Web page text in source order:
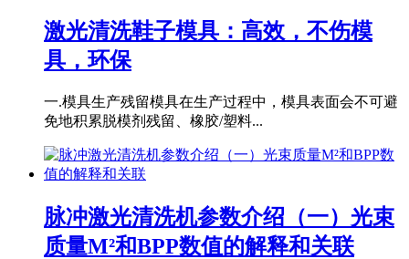
激光清洗鞋子模具：高效，不伤模
具，环保
一.模具生产残留模具在生产过程中，模具表面会不可避
免地积累脱模剂残留、橡胶/塑料...
脉冲激光清洗机参数介绍（一）光束
质量M²和BPP数值的解释和关联